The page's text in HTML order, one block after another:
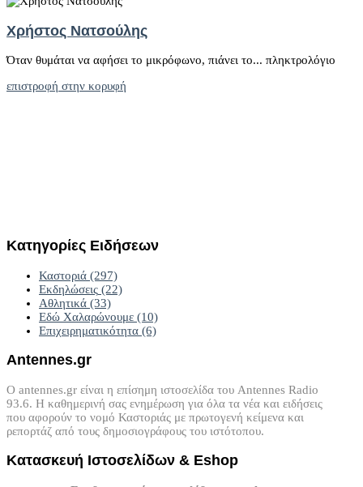
Χρήστος Νατσούλης
Όταν θυμάται να αφήσει το μικρόφωνο, πιάνει το... πληκτρολόγιο
επιστροφή στην κορυφή
Κατηγορίες Ειδήσεων
Καστοριά (297)
Εκδηλώσεις (22)
Αθλητικά (33)
Εδώ Χαλαρώνουμε (10)
Επιχειρηματικότητα (6)
Antennes.gr
Ο antennes.gr είναι η επίσημη ιστοσελίδα του Antennes Radio
93.6. Η καθημερινή σας ενημέρωση για όλα τα νέα και ειδήσεις
που αφορούν το νομό Καστοριάς με πρωτογενή κείμενα και
ρεπορτάζ από τους δημοσιογράφους του ιστότοπου.
Κατασκευή Ιστοσελίδων & Eshop